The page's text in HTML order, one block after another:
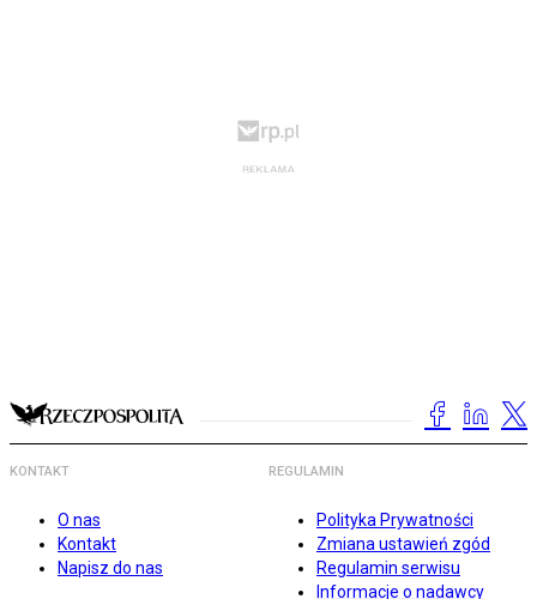
KONTAKT
O nas
Kontakt
Napisz do nas
REGULAMIN
Polityka Prywatności
Zmiana ustawień zgód
Regulamin serwisu
Informacje o nadawcy